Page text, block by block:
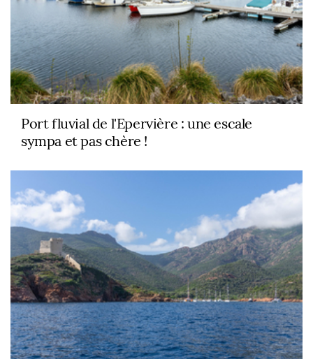
Port fluvial de l'Epervière : une escale
sympa et pas chère !